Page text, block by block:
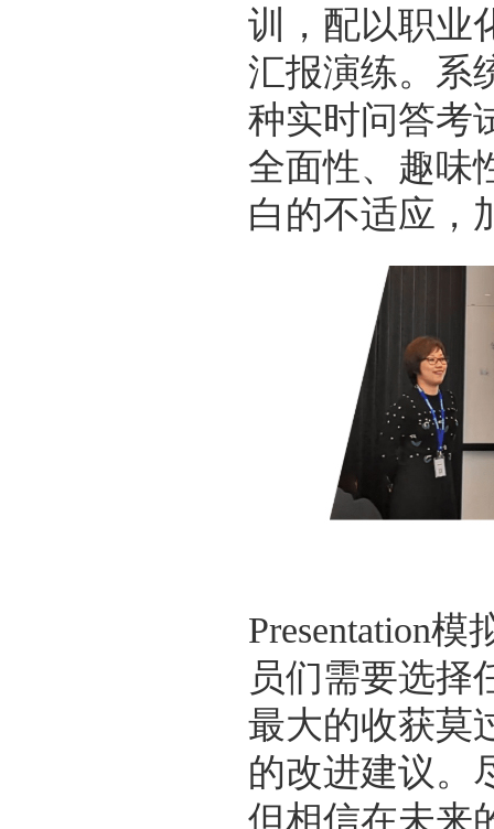
训，配以职业
汇报演练。系
种实时问答考
全面性、趣味
白的不适应，
Presentation
员们需要选择
最大的收获莫
的改进建议。
但相信在未来